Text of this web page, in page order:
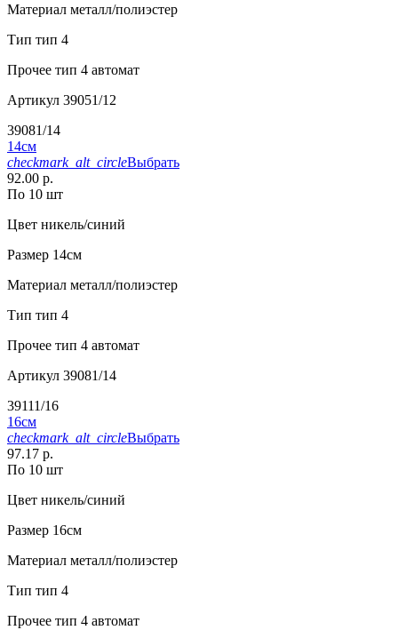
Материал металл/полиэстер
Тип тип 4
Прочее тип 4 автомат
Артикул 39051/12
39081/14
14см
checkmark_alt_circleВыбрать
92.00 р.
По 10 шт
Цвет никель/синий
Размер 14см
Материал металл/полиэстер
Тип тип 4
Прочее тип 4 автомат
Артикул 39081/14
39111/16
16см
checkmark_alt_circleВыбрать
97.17 р.
По 10 шт
Цвет никель/синий
Размер 16см
Материал металл/полиэстер
Тип тип 4
Прочее тип 4 автомат